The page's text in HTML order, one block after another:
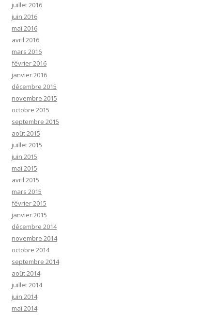
juillet 2016
juin 2016
mai 2016
avril 2016
mars 2016
février 2016
janvier 2016
décembre 2015
novembre 2015
octobre 2015
septembre 2015
août 2015
juillet 2015
juin 2015
mai 2015
avril 2015
mars 2015
février 2015
janvier 2015
décembre 2014
novembre 2014
octobre 2014
septembre 2014
août 2014
juillet 2014
juin 2014
mai 2014